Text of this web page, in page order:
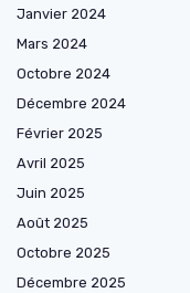
Janvier 2024
Mars 2024
Octobre 2024
Décembre 2024
Février 2025
Avril 2025
Juin 2025
Août 2025
Octobre 2025
Décembre 2025